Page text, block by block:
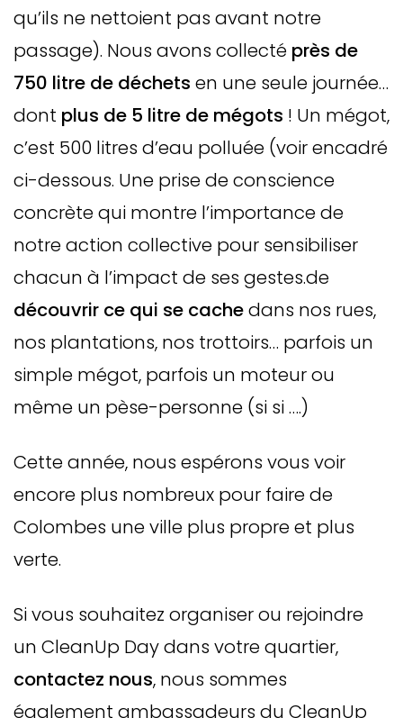
qu’ils ne nettoient pas avant notre
passage). Nous avons collecté près de
750 litre de déchets en une seule journée…
dont plus de 5 litre de mégots ! Un mégot,
c’est 500 litres d’eau polluée (voir encadré
ci-dessous. Une prise de conscience
concrète qui montre l’importance de
notre action collective pour sensibiliser
chacun à l’impact de ses gestes.de
découvrir ce qui se cachedans nos rues,
nos plantations, nos trottoirs… parfois un
simple mégot, parfois un moteur ou
même un pèse-personne (si si ….)
Cette année, nous espérons vous voir
encore plus nombreux pour faire de
Colombes une ville plus propre et plus
verte.
Si vous souhaitez organiser ou rejoindre
un CleanUp Day dans votre quartier,
contactez nous, nous sommes
également ambassadeurs du CleanUp